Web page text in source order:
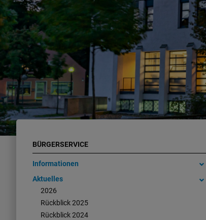
BÜRGERSERVICE
Informationen
Aktuelles
2026
Rückblick 2025
Rückblick 2024